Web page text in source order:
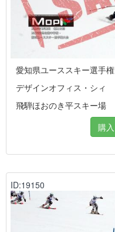
愛知県ユーススキー選手権
デザインオフィス・シィ
飛騨ほおのき平スキー場
購入
ID:19150